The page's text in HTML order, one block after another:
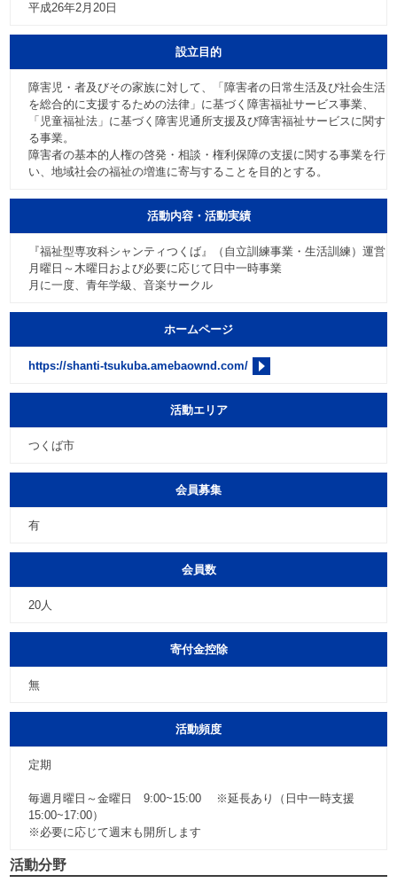
平成26年2月20日
設立目的
障害児・者及びその家族に対して、「障害者の日常生活及び社会生活
を総合的に支援するための法律」に基づく障害福祉サービス事業、
「児童福祉法」に基づく障害児通所支援及び障害福祉サービスに関す
る事業。
障害者の基本的人権の啓発・相談・権利保障の支援に関する事業を行
い、地域社会の福祉の増進に寄与することを目的とする。
活動内容・活動実績
『福祉型専攻科シャンティつくば』（自立訓練事業・生活訓練）運営
月曜日～木曜日および必要に応じて日中一時事業
月に一度、青年学級、音楽サークル
ホームページ
https://shanti-tsukuba.amebaownd.com/
活動エリア
つくば市
会員募集
有
会員数
20人
寄付金控除
無
活動頻度
定期
毎週月曜日～金曜日 9:00~15:00 ※延長あり（日中一時支援
15:00~17:00）
※必要に応じて週末も開所します
活動分野